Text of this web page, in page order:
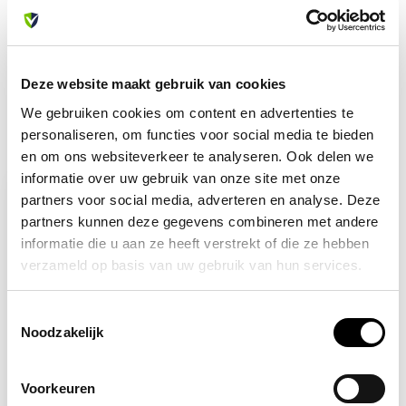
Deze website maakt gebruik van cookies
We gebruiken cookies om content en advertenties te
personaliseren, om functies voor social media te bieden
en om ons websiteverkeer te analyseren. Ook delen we
informatie over uw gebruik van onze site met onze
partners voor social media, adverteren en analyse. Deze
partners kunnen deze gegevens combineren met andere
informatie die u aan ze heeft verstrekt of die ze hebben
verzameld op basis van uw gebruik van hun services.
Noodzakelijk
Voorkeuren
met onze klantenservice. We helpen je graag verder!
Recent bekeken